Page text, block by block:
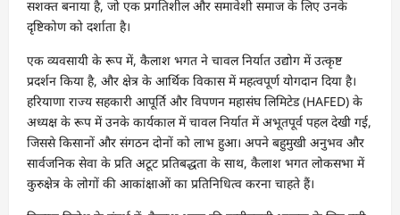
सशक्त बनाया है, जो एक प्रगतिशील और समावेशी समाज के लिए उनके
दृष्टिकोण को दर्शाता है।
एक व्यवसायी के रूप में, कैलाश भगत ने चावल निर्यात उद्योग में उत्कृष्ट
प्रदर्शन किया है, और क्षेत्र के आर्थिक विकास में महत्वपूर्ण योगदान दिया है।
हरियाणा राज्य सहकारी आपूर्ति और विपणन महासंघ लिमिटेड (HAFED) के
अध्यक्ष के रूप में उनके कार्यकाल में चावल निर्यात में अभूतपूर्व पहल देखी गई,
जिससे किसानों और संगठन दोनों को लाभ हुआ। अपने बहुमुखी अनुभव और
सार्वजनिक सेवा के प्रति अटूट प्रतिबद्धता के साथ, कैलाश भगत लोकसभा में
कुरुक्षेत्र के लोगों की आकांक्षाओं का प्रतिनिधित्व करना चाहते हैं।